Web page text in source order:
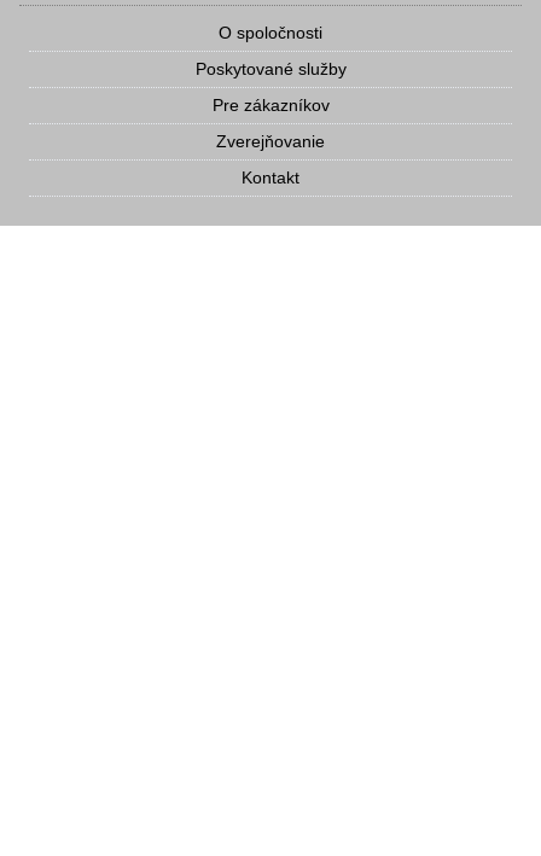
O spoločnosti
Poskytované služby
Pre zákazníkov
Zverejňovanie
Kontakt